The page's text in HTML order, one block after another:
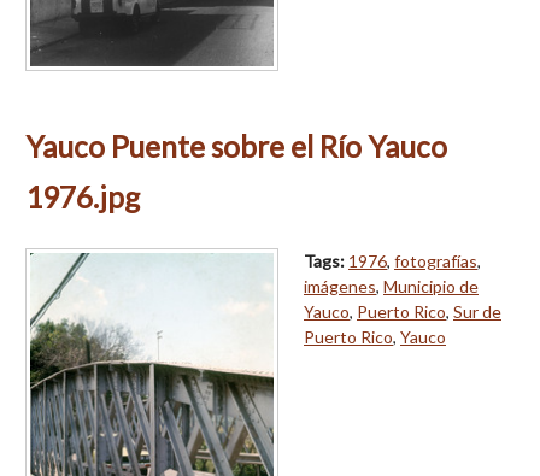
Yauco Puente sobre el Río Yauco
1976.jpg
Tags: 1976, fotografías,
imágenes, Municipio de
Yauco, Puerto Rico, Sur de
Puerto Rico, Yauco